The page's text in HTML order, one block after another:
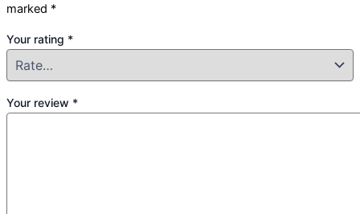
marked *
Your rating *
Your review *